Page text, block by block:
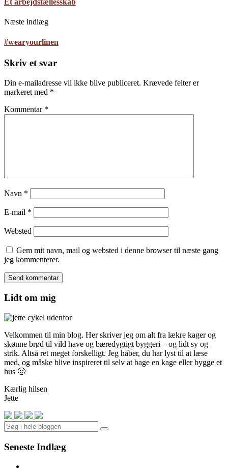
Et arbejdsfællesskab
Næste indlæg
#wearyourlinen
Skriv et svar
Din e-mailadresse vil ikke blive publiceret. Krævede felter er
markeret med *
Kommentar *
Navn *
E-mail *
Websted
Gem mit navn, mail og websted i denne browser til næste gang
jeg kommenterer.
Lidt om mig
Velkommen til min blog. Her skriver jeg om alt fra lækre kager og
skønne brød til vild have og bæredygtigt byggeri – og lidt sy og
strik. Altså ret meget forskelligt. Jeg håber, du har lyst til at læse
med, og måske blive inspireret til selv at bage en kage eller bygge et
hus 🙂
Kærlig hilsen
Jette
Search
Seneste Indlæg